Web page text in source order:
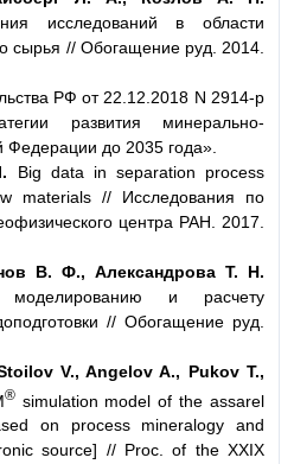
исследований в области
сырья // Обогащение руд. 2014.
РФ от 22.12.2018 N 2914-р
развития минерально-
Федерации до 2035 года».
Big data in separation process
materials // Исследования по
центра РАН. 2017.
В. Ф., Александрова Т. Н.
и расчету
// Обогащение руд.
V., Angelov A., Pukov T.,
®simulation model of the assarel
on process mineralogy and
source] // Proc. of the XXIX